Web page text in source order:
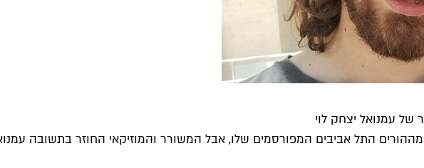
של עמנואל יצחק לוי
התל אביבים המפורסמים שלו, אבל המשורר והמוזיקאי החוזר בתשובה